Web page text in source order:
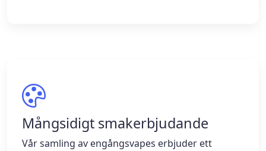
Mångsidigt smakerbjudande
Vår samling av engångsvapes erbjuder ett